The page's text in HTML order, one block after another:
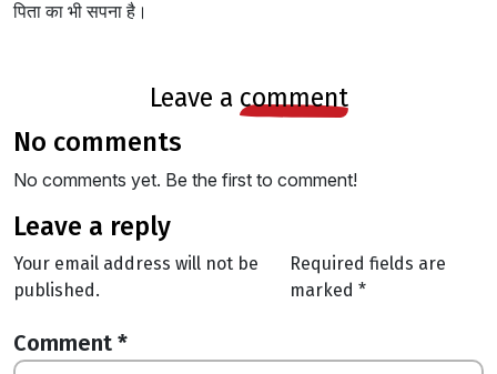
पिता का भी सपना है।
leave a comment
no comments
No comments yet. Be the first to comment!
leave a reply
Your email address will not be
published.
Required fields are
marked *
Comment *